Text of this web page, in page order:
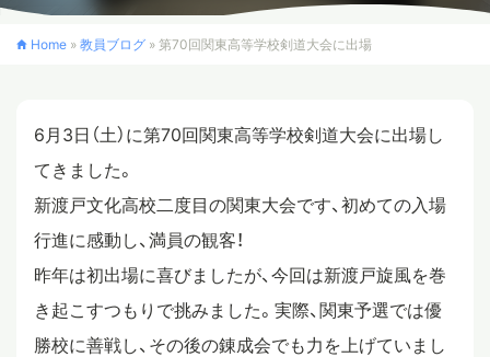
高等学校
クロスカリキュラム
スタディツアー
Home » 教員ブログ » 第70回関東高等学校剣道大会に出場
6月3日（土）に第70回関東高等学校剣道大会に出場し
てきました。
新渡戸文化高校二度目の関東大会です、初めての入場
行進に感動し、満員の観客！
昨年は初出場に喜びましたが、今回は新渡戸旋風を巻
き起こすつもりで挑みました。実際、関東予選では優
勝校に善戦し、その後の錬成会でも力を上げていまし